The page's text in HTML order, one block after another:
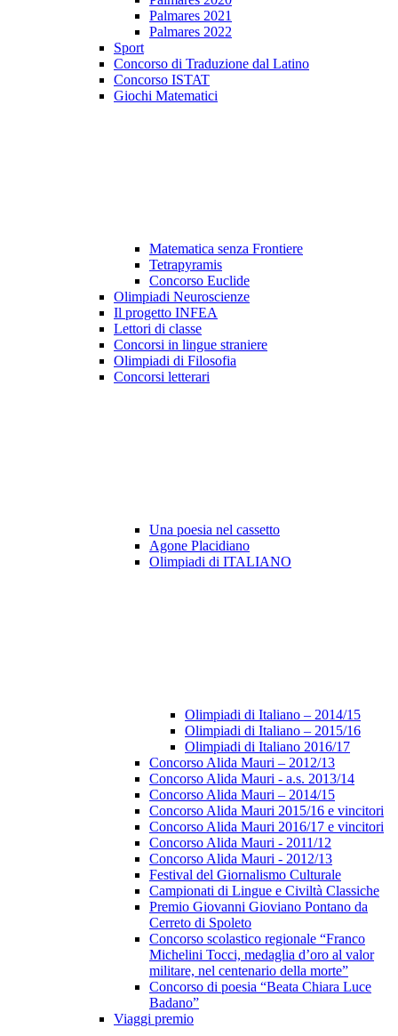
Palmares 2021
Palmares 2022
Sport
Concorso di Traduzione dal Latino
Concorso ISTAT
Giochi Matematici
Matematica senza Frontiere
Tetrapyramis
Concorso Euclide
Olimpiadi Neuroscienze
Il progetto INFEA
Lettori di classe
Concorsi in lingue straniere
Olimpiadi di Filosofia
Concorsi letterari
Una poesia nel cassetto
Agone Placidiano
Olimpiadi di ITALIANO
Olimpiadi di Italiano – 2014/15
Olimpiadi di Italiano – 2015/16
Olimpiadi di Italiano 2016/17
Concorso Alida Mauri – 2012/13
Concorso Alida Mauri - a.s. 2013/14
Concorso Alida Mauri – 2014/15
Concorso Alida Mauri 2015/16 e vincitori
Concorso Alida Mauri 2016/17 e vincitori
Concorso Alida Mauri - 2011/12
Concorso Alida Mauri - 2012/13
Festival del Giornalismo Culturale
Campionati di Lingue e Civiltà Classiche
Premio Giovanni Gioviano Pontano da
Cerreto di Spoleto
Concorso scolastico regionale “Franco
Michelini Tocci, medaglia d’oro al valor
militare, nel centenario della morte”
Concorso di poesia “Beata Chiara Luce
Badano”
Viaggi premio